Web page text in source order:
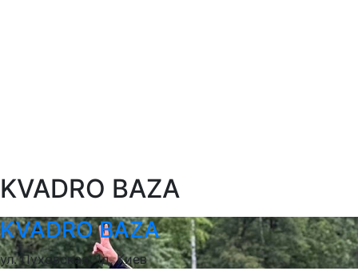
KVADRO BAZA
KVADRO BAZA
ул. Пуховская, 1д, Киев